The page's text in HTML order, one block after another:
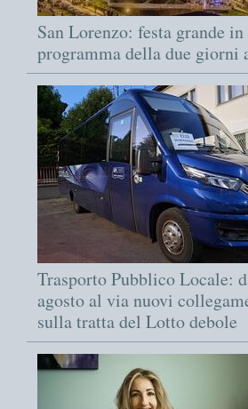
San Lorenzo: festa grande
programma della due giorni
Trasporto Pubblico Locale:
agosto al via nuovi
sulla tratta del Lotto debole